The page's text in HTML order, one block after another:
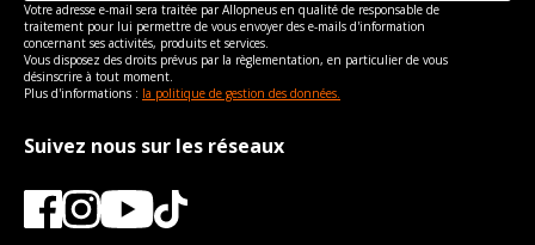
Votre adresse e-mail sera traitée par Allopneus en qualité de responsable de
traitement pour lui permettre de vous envoyer des e-mails d'information
concernant ses activités, produits et services.
Vous disposez des droits prévus par la règlementation, en particulier de vous
désinscrire à tout moment.
Plus d'informations : la politique de gestion des données.
Suivez nous sur les réseaux